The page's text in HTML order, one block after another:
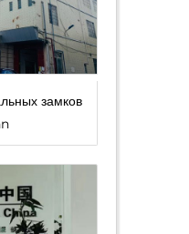
замков